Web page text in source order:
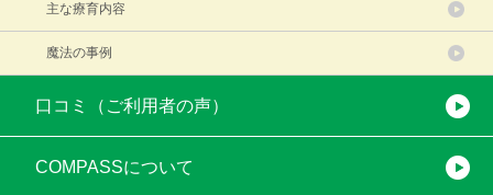
主な療育内容
魔法の事例
口コミ（ご利用者の声）
COMPASSについて